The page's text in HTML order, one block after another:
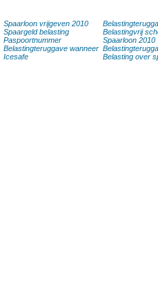
Spaarloon vrijgeven 2010
Spaargeld belasting
Belastingvrij
Paspoortnummer
Spaarloon 2010
Belastingteruggave wanneer
Icesafe Belasting over